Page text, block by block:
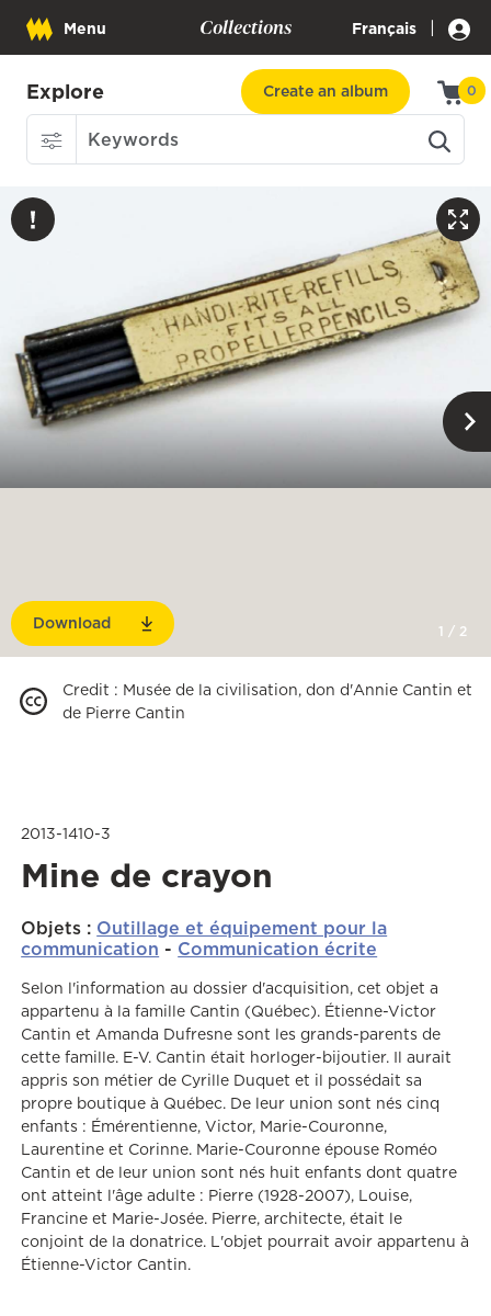
Menu Collections Français |
Explore Create an album 0
Download 1 / 2
Credit : Musée de la civilisation, don d'Annie Cantin et
de Pierre Cantin
2013-1410-3
Mine de crayon
Objets : Outillage et équipement pour la
communication - Communication écrite
Selon l'information au dossier d'acquisition, cet objet a
appartenu à la famille Cantin (Québec). Étienne-Victor
Cantin et Amanda Dufresne sont les grands-parents de
cette famille. E-V. Cantin était horloger-bijoutier. Il aurait
appris son métier de Cyrille Duquet et il possédait sa
propre boutique à Québec. De leur union sont nés cinq
enfants : Émérentienne, Victor, Marie-Couronne,
Laurentine et Corinne. Marie-Couronne épouse Roméo
Cantin et de leur union sont nés huit enfants dont quatre
ont atteint l'âge adulte : Pierre (1928-2007), Louise,
Francine et Marie-Josée. Pierre, architecte, était le
conjoint de la donatrice. L'objet pourrait avoir appartenu à
Étienne-Victor Cantin.